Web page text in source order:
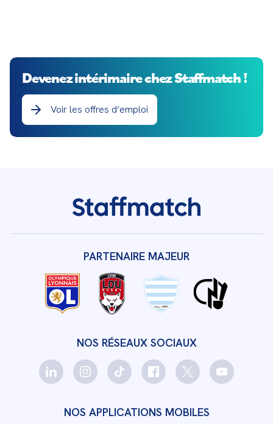
Devenez intérimaire chez Staffmatch !
Voir les offres d’emploi
NOS RÉSEAUX SOCIAUX
PARTENAIRE MAJEUR
NOS APPLICATIONS MOBILES